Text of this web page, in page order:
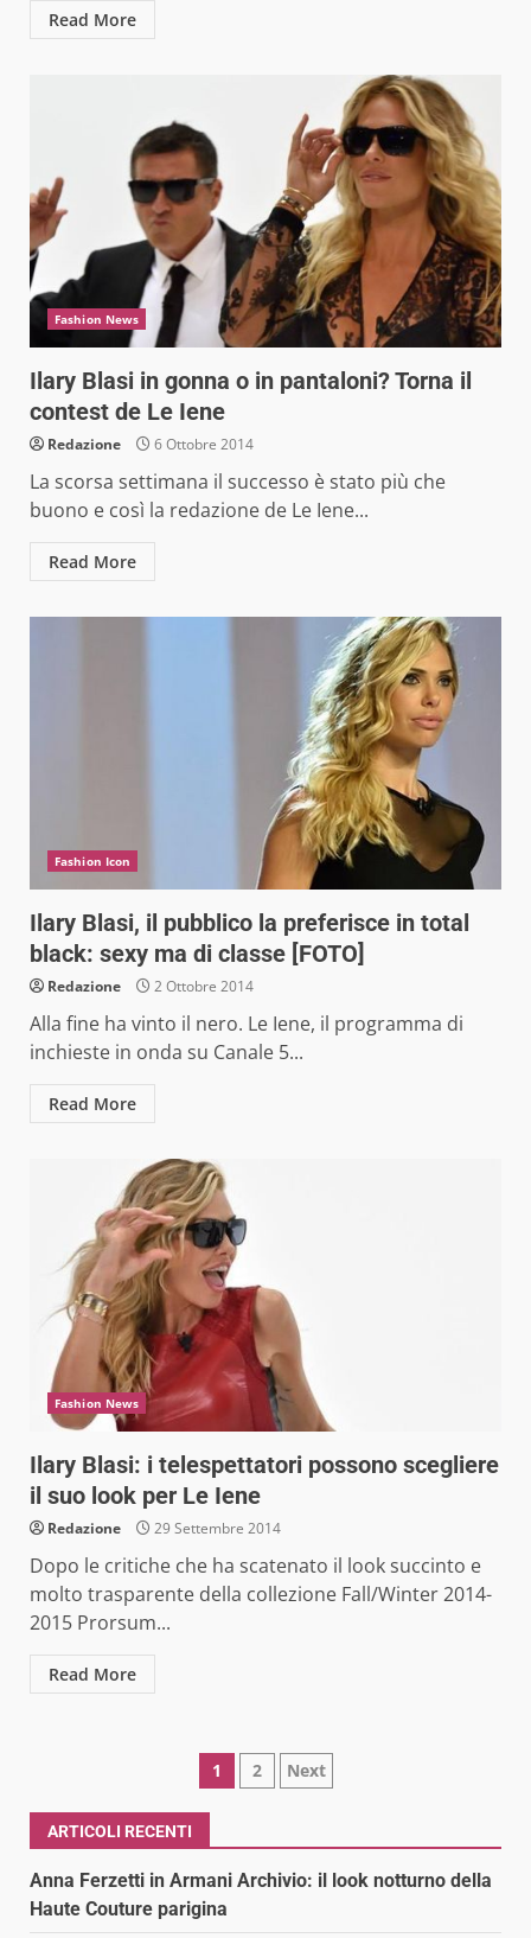
Read More
Fashion News
Ilary Blasi in gonna o in pantaloni? Torna il
contest de Le Iene
Redazione 6 Ottobre 2014
La scorsa settimana il successo è stato più che
buono e così la redazione de Le Iene...
Read More
Fashion Icon
Ilary Blasi, il pubblico la preferisce in total
black: sexy ma di classe [FOTO]
Redazione 2 Ottobre 2014
Alla fine ha vinto il nero. Le Iene, il programma di
inchieste in onda su Canale 5...
Read More
Fashion News
Ilary Blasi: i telespettatori possono scegliere
il suo look per Le Iene
Redazione 29 Settembre 2014
Dopo le critiche che ha scatenato il look succinto e
molto trasparente della collezione Fall/Winter 2014-
2015 Prorsum...
Read More
Paginazione
degli
articoli
1 2 Next
ARTICOLI RECENTI
Anna Ferzetti in Armani Archivio: il look notturno della
Haute Couture parigina